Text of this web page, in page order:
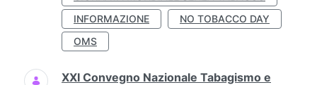
INFORMAZIONE
NO TOBACCO DAY
OMS
XXI Convegno Nazionale Tabagismo e